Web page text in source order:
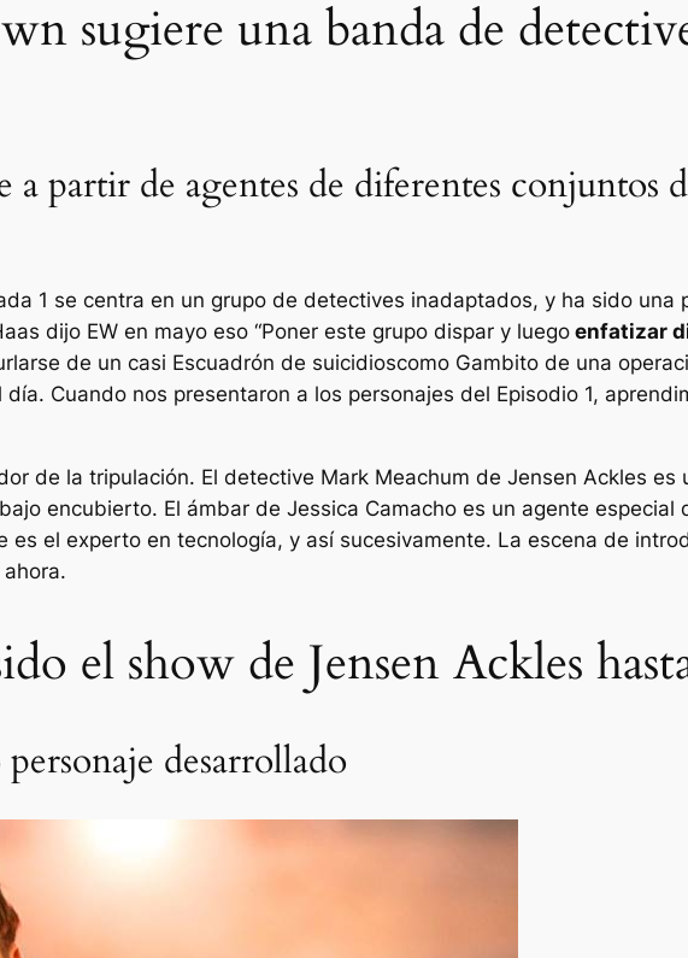
sugiere una banda de
partir de agentes de diferentes conjuntos
1 se centra en un grupo de detectives inadaptados, y ha sido una
dijo EW en mayo eso “Poner este grupo dispar y luego enfatizar
de un casi Escuadrón de suicidioscomo Gambito de una
Cuando nos presentaron a los personajes del Episodio 1,
de la tripulación. El detective Mark Meachum de Jensen Ackles es
encubierto. El ámbar de Jessica Camacho es un agente especial
es el experto en tecnología, y así sucesivamente. La escena de
el show de Jensen Ackles
desarrollado